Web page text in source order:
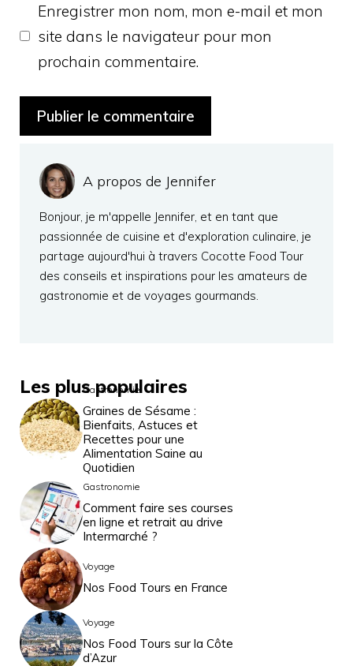
Enregistrer mon nom, mon e-mail et mon
site dans le navigateur pour mon
prochain commentaire.
A propos de Jennifer
Bonjour, je m'appelle Jennifer, et en tant que
passionnée de cuisine et d'exploration culinaire, je
partage aujourd'hui à travers Cocotte Food Tour
des conseils et inspirations pour les amateurs de
gastronomie et de voyages gourmands.
Les plus populaires
Gastronomie
Graines de Sésame :
Bienfaits, Astuces et
Recettes pour une
Alimentation Saine au
Quotidien
Gastronomie
Comment faire ses courses
en ligne et retrait au drive
Intermarché ?
Voyage
Nos Food Tours en France
Voyage
Nos Food Tours sur la Côte
d’Azur